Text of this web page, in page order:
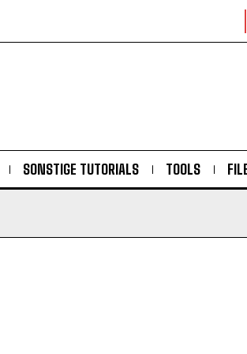
SONSTIGE TUTORIALS TOOLS